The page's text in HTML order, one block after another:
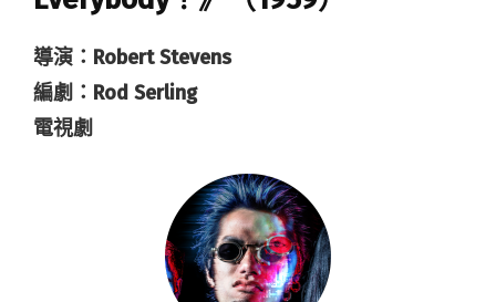
導演：Robert Stevens
編劇：Rod Serling
電視劇